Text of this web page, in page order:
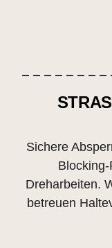
Sichere
Dreharbeiten.
betreuen